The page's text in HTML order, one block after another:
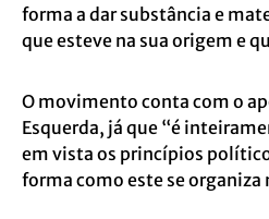
forma a dar substância e
que esteve na sua origem e
O movimento conta com o
Esquerda, já que “é
em vista os princípios
forma como este se organiza